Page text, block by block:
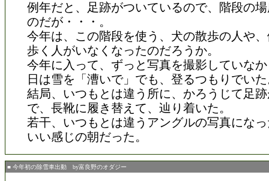
例年だと、足跡がついているので、階段の
のだが・・・。
今年は、この階段を使う、犬の散歩の人や
歩く人がいなくなったのだろうか。
今年に入って、ずっと写真を撮影していな
日は雪を「漕いで」でも、登るつもりでい
結局、いつもとは違う所に、かろうじて足
で、長靴に履き替えて、辿り着いた。
若干、いつもとは違うアングルの写真にな
いい感じの朝だった。
■ 今年初の除雪車出動 by富良野のオダジー